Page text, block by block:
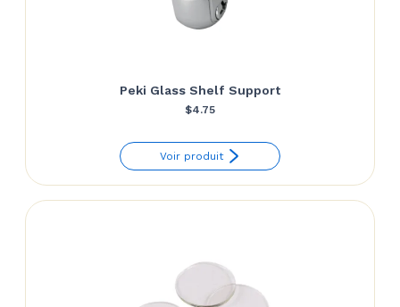
Peki Glass Shelf Support
$4.75
Voir produit